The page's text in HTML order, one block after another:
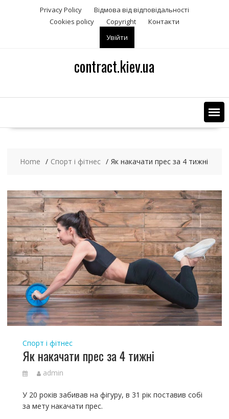
n
n
Privacy Policy
Відмова від відповідальності
Сookies policy
Copyright
Контакти
Увійти
contract.kiev.ua
Home Спорт і фітнес Як накачати прес за 4 тижні
Спорт і фітнес
Як накачати прес за 4 тижні
admin
У 20 років забивав на фігуру, в 31 рік поставив собі
за мету накачати прес.